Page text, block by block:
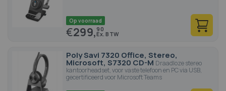
Op voorraad
€299,90
Poly Savi 7320 Office, Stereo,
Microsoft, S7320 CD-M Draadloze stereo
kantoorheadset, voor vaste telefoon en PC via USB,
gecertificeerd voor Microsoft Teams